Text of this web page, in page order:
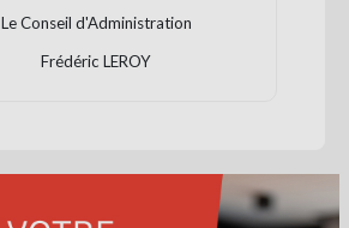
Le Conseil d'Administration
Frédéric LEROY